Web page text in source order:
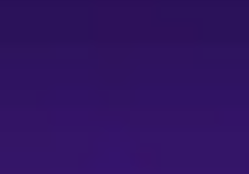
，讓觀眾在情感與文化脈絡中重建對於這片土地的理解
廣，並以五洲園派布袋戲為根基，結合親子教育與當代
存的表演載體。《刺竹之城-新港社》獲文化部「國家
的接續性，對於本土語言的保存與傳播具有實際的文化
建構聚落、祭儀、海岸與刺竹林等場景變換；這種以場
原創音樂設計、傳統操偶技藝與沉浸式舞台氛圍，音樂
語彙保留傳統技法，但在表演節奏、舞台構圖與燈光設
本作品亦強調文化關懷與教育性：劇團多年來進入校園
，嘗試在戲劇化敘事中保留史實線索與文化碎片，並讓
約80分鐘、適合建議年齡5歲以上之觀眾觀看，劇中有
言，《刺竹之城-新港社》是一部兼具傳統與創新、在
戲偶、語言、音樂與舞台設計的交互作用，探討記憶如
技藝新面貌的觀眾，這部作品提供了難得的觀演價值與